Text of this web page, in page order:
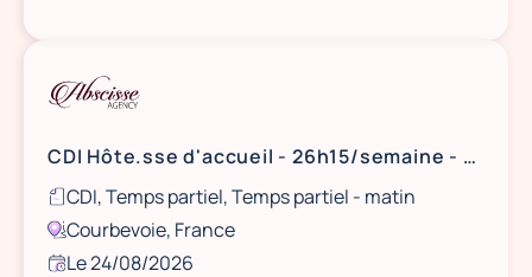
CDI Hôte.sse d'accueil - 26h15/semaine - Courbevoie
CDI, Temps partiel, Temps partiel - matin
Courbevoie, France
Le 24/08/2026